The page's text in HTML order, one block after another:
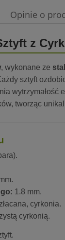
Opinie o
z
, wykonane ze
sztyft
wytrzymałość
tworząc
1.8 mm.
cyrkonia.
cyrkonią.